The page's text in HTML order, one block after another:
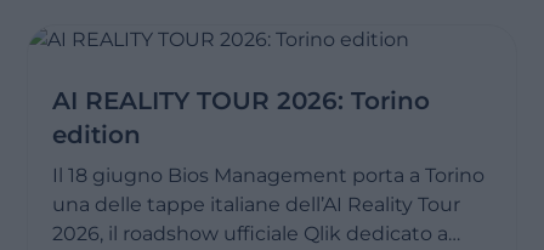
AI REALITY TOUR 2026: Torino
edition
Il 18 giugno Bios Management porta a Torino
una delle tappe italiane dell’AI Reality Tour
2026, il roadshow ufficiale Qlik dedicato a